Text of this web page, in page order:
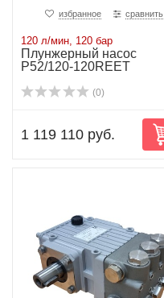
избранное сравнить
120 л/мин, 120 бар
Плунжерный насос
P52/120-120REET
(0)
1 119 110 руб.